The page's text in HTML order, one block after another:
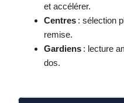
et accélérer.
Centres : sélection
remise.
Gardiens : lecture
dos.